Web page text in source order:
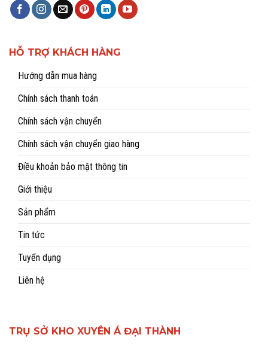
HỖ TRỢ KHÁCH HÀNG
Hướng dẫn mua hàng
Chính sách thanh toán
Chính sách vận chuyển
Chính sách vận chuyển giao hàng
Điều khoản bảo mật thông tin
Giới thiệu
Sản phẩm
Tin tức
Tuyển dụng
Liên hệ
TRỤ SỞ KHO XUYÊN Á ĐẠI THÀNH